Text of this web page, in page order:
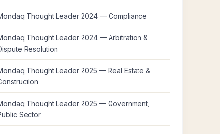
Thought Leader 2024 — Compliance
Thought Leader 2024 — Arbitration &
Resolution
Thought Leader 2025 — Real Estate &
Thought Leader 2025 — Government,
Sector